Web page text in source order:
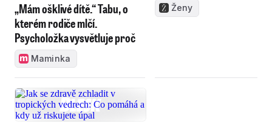
„Mám ošklivé dítě.“ Tabu, o
kterém rodiče mlčí.
Psycholožka vysvětluje proč
Maminka
Ženy